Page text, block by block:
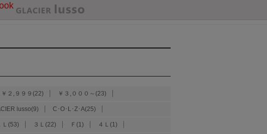
２,９９９(22) ￥３,０００～(23)
lusso(9) C･O･L･Z･A(25)
Ｌ(53) ３Ｌ(22) Ｆ(1) ４Ｌ(1)